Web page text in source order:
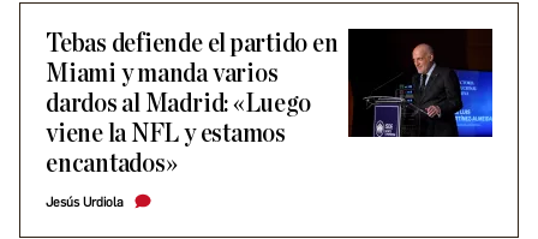
Tebas defiende el partido en
Miami y manda varios
dardos al Madrid: «Luego
viene la NFL y estamos
encantados»
Jesús Urdiola